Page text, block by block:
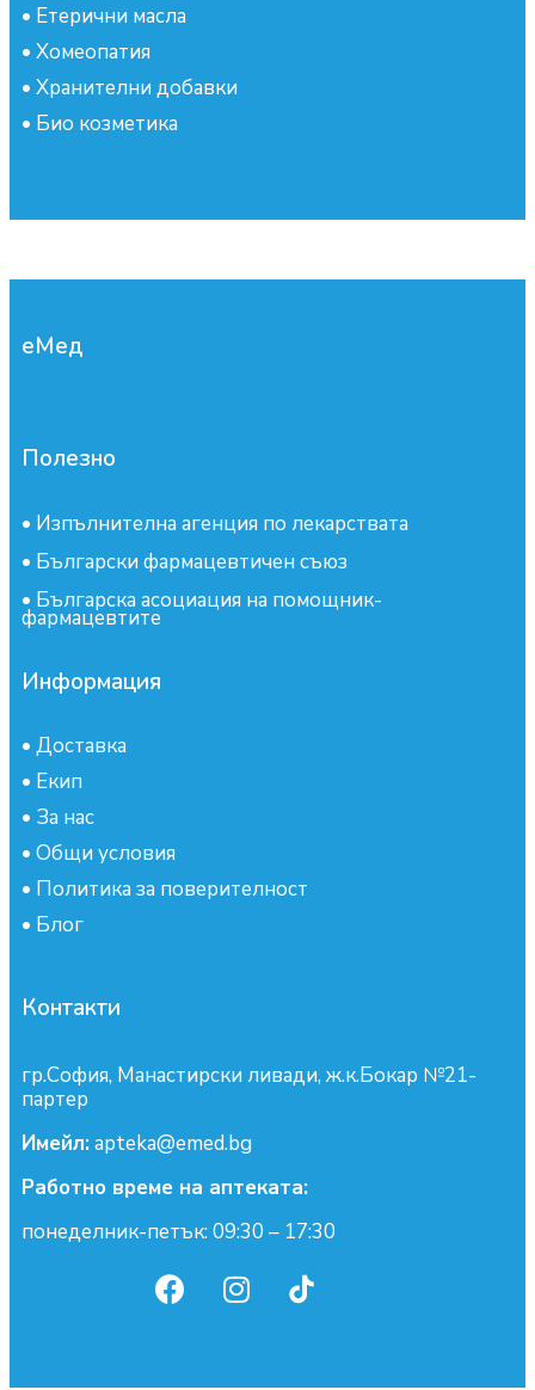
• Етерични масла
• Хомеопатия
• Хранителни добавки
• Био козметика
еМед
Полезно
• Изпълнителна агенция по лекарствата
• Български фармацевтичен съюз
• Българска асоциация на помощник-
фармацевтите
Информация
• Доставка
• Екип
• За нас
• Общи условия
• Политика за поверителност
• Блог
Контакти
гр.София, Манастирски ливади, ж.к.Бокар №21-
партер
Имейл:apteka@emed.bg
Работно време на аптеката:
понеделник-петък: 09:30 – 17:30